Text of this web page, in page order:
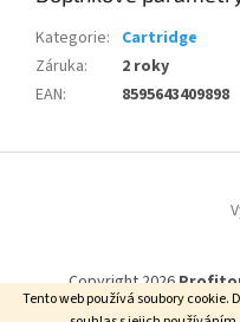
Tento web používá soubory
Kategorie: Cartridge
Záruka:
2 roky
EAN: 8595643409898
Copyright 2026